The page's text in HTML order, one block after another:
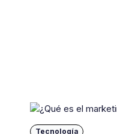
Tecnología